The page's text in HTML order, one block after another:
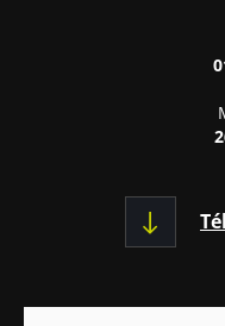
génétiques qui
Majoré
été ou les
et le passage des
gluten à travers la
prise